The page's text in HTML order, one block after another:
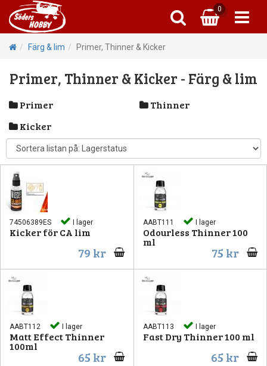
0
Tanks
Färg & lim Primer, Thinner & Kicker
Primer, Thinner & Kicker - Färg & lim
Primer
Thinner
Kicker
74506389ES I lager
Kicker för CA lim
79 kr
AABT111 I lager
Odourless Thinner 100
ml
75 kr
AABT112 I lager
Matt Effect Thinner
100ml
65 kr
AABT113 I lager
Fast Dry Thinner 100 ml
65 kr